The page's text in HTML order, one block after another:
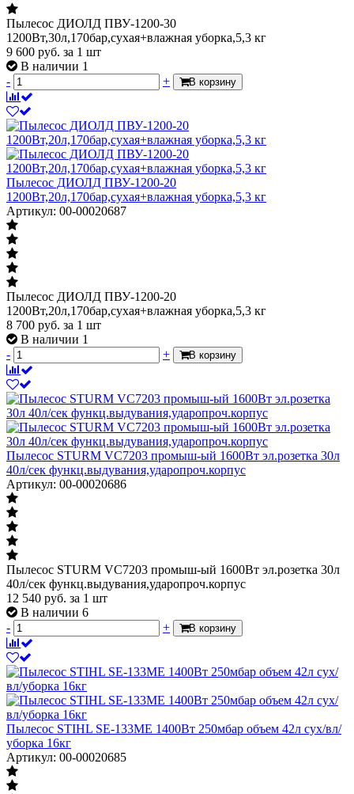
Пылесос ДИОЛД ПВУ-1200-30
1200Вт,30л,170бар,сухая+влажная уборка,5,3 кг
9 600 руб. за 1 шт
В наличии 1
-
+ В корзину
Пылесос ДИОЛД ПВУ-1200-20
1200Вт,20л,170бар,сухая+влажная уборка,5,3 кг
Артикул: 00-00020687
Пылесос ДИОЛД ПВУ-1200-20
1200Вт,20л,170бар,сухая+влажная уборка,5,3 кг
8 700 руб. за 1 шт
В наличии 1
-
+ В корзину
Пылесос STURM VС7203 промыш-ый 1600Вт эл.розетка 30л
40л/сек функц.выдувания,ударопроч.корпус
Артикул: 00-00020686
Пылесос STURM VС7203 промыш-ый 1600Вт эл.розетка 30л
40л/сек функц.выдувания,ударопроч.корпус
12 540 руб. за 1 шт
В наличии 6
-
+ В корзину
Пылесос STIHL SE-133ME 1400Вт 250мбар объем 42л сух/вл/
уборка 16кг
Артикул: 00-00020685